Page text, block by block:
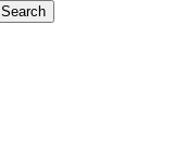
Search